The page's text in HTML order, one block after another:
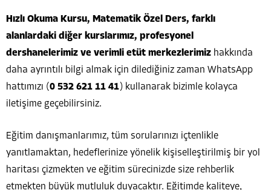
Hızlı Okuma Kursu, Matematik Özel Ders, farklı
alanlardaki diğer kurslarımız, profesyonel
dershanelerimiz ve verimli etüt merkezlerimiz hakkında
daha ayrıntılı bilgi almak için dilediğiniz zaman WhatsApp
hattımızı (0 532 621 11 41) kullanarak bizimle kolayca
iletişime geçebilirsiniz.
Eğitim danışmanlarımız, tüm sorularınızı içtenlikle
yanıtlamaktan, hedeflerinize yönelik kişiselleştirilmiş bir yol
haritası çizmekten ve eğitim sürecinizde size rehberlik
etmekten büyük mutluluk duyacaktır. Eğitimde kaliteye,